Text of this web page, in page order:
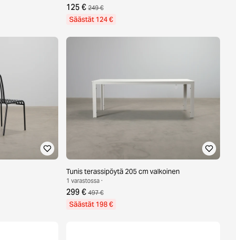
125 € 249 €
Säästät 124 €
Tunis terassipöytä 205 cm valkoinen
1 varastossa ·
299 € 497 €
Säästät 198 €